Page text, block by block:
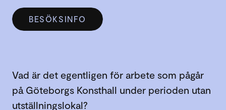
BESÖKSINFO
Vad är det egentligen för arbete som pågår
på Göteborgs Konsthall under perioden utan
utställningslokal?